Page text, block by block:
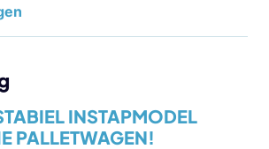
INSTAPMODEL
PALLETWAGEN!